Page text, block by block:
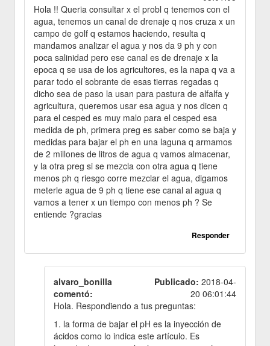
Hola !! Queria consultar x el probl q tenemos con el
agua, tenemos un canal de drenaje q nos cruza x un
campo de golf q estamos haciendo, resulta q
mandamos analizar el agua y nos da 9 ph y con
poca salinidad pero ese canal es de drenaje x la
epoca q se usa de los agricultores, es la napa q va a
parar todo el sobrante de esas tierras regadas q
dicho sea de paso la usan para pastura de alfalfa y
agricultura, queremos usar esa agua y nos dicen q
para el cesped es muy malo para el cesped esa
medida de ph, primera preg es saber como se baja y
medidas para bajar el ph en una laguna q armamos
de 2 millones de litros de agua q vamos almacenar,
y la otra preg si se mezcla con otra agua q tiene
menos ph q riesgo corre mezclar el agua, digamos
meterle agua de 9 ph q tiene ese canal al agua q
vamos a tener x un tiempo con menos ph ? Se
entiende ?gracias
Responder
alvaro_bonilla
comentó:
Publicado: 2018-04-
20 06:01:44
Hola. Respondiendo a tus preguntas:
1. la forma de bajar el pH es la inyección de
ácidos como lo indica este artículo. Es